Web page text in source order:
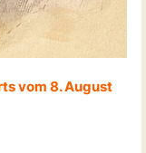
vom 8. August